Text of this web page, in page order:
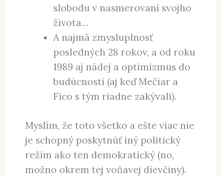
slobodu v nasmerovaní svojho
života…
A najmä zmysluplnosť
posledných 28 rokov, a od roku
1989 aj nádej a optimizmus do
budúcnosti (aj keď Mečiar a
Fico s tým riadne zakývali).
Myslím, že toto všetko a ešte viac nie
je schopný poskytnúť iný politický
režim ako ten demokratický (no,
možno okrem tej voňavej dievčiny).